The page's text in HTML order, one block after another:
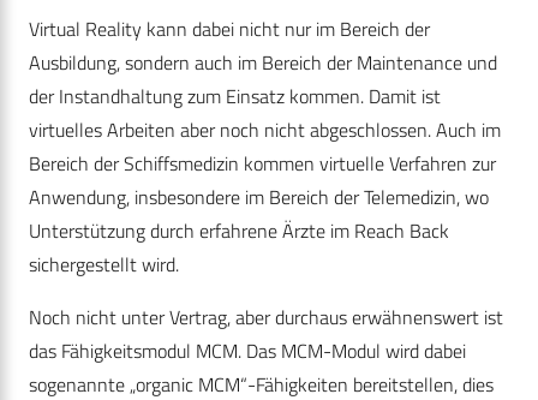
Virtual Reality kann dabei nicht nur im Bereich der
Ausbildung, sondern auch im Bereich der Maintenance und
der Instandhaltung zum Einsatz kommen. Damit ist
virtuelles Arbeiten aber noch nicht abgeschlossen. Auch im
Bereich der Schiffsmedizin kommen virtuelle Verfahren zur
Anwendung, insbesondere im Bereich der Telemedizin, wo
Unterstützung durch erfahrene Ärzte im Reach Back
sichergestellt wird.
Noch nicht unter Vertrag, aber durchaus erwähnenswert ist
das Fähigkeitsmodul MCM. Das MCM-Modul wird dabei
sogenannte „organic MCM“-Fähigkeiten bereitstellen, dies